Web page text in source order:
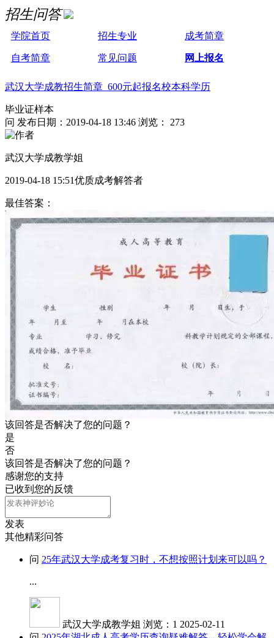
招生问答
学院首页 招生专业 成考简章
自考简章 常见问题 网上报名
武汉大学成教招生简章 600元起报名校本科学历
毕业证样本
问 发布日期：2019-04-18 13:46 浏览： 273
武汉大学成教学姐
2019-04-18 15:51优质成考解答者
最佳答案：
该回答是否解决了您的问题？
是
否
该回答是否解决了您的问题？
感谢您的支持
已收到您的反馈
发表
其他精彩问答
问 25年武汉大学成考复习时，不想按照计划来可以吗？
...
武汉大学成教学姐 浏览：1 2025-02-11